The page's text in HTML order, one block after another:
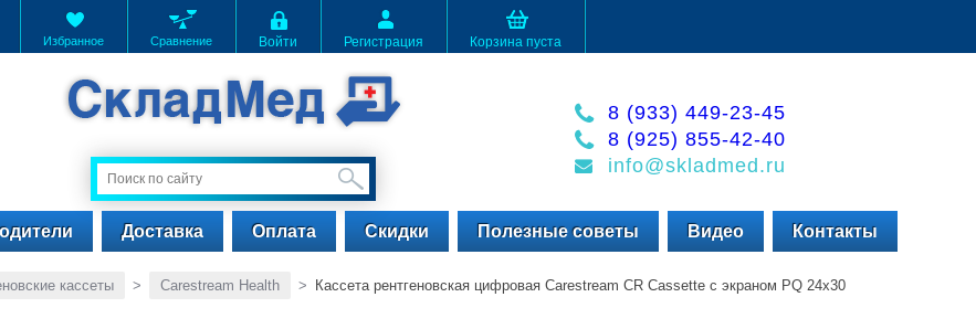
Избранное Сравнение Войти Регистрация Корзина пуста
8 (933) 449-23-45
8 (925) 855-42-40
info@skladmed.ru
Доставка Оплата Скидки Полезные советы Видео Контакты
кассеты > Carestream Health > Кассета рентгеновская цифровая Carestream CR Cassette с экраном PQ 24x30